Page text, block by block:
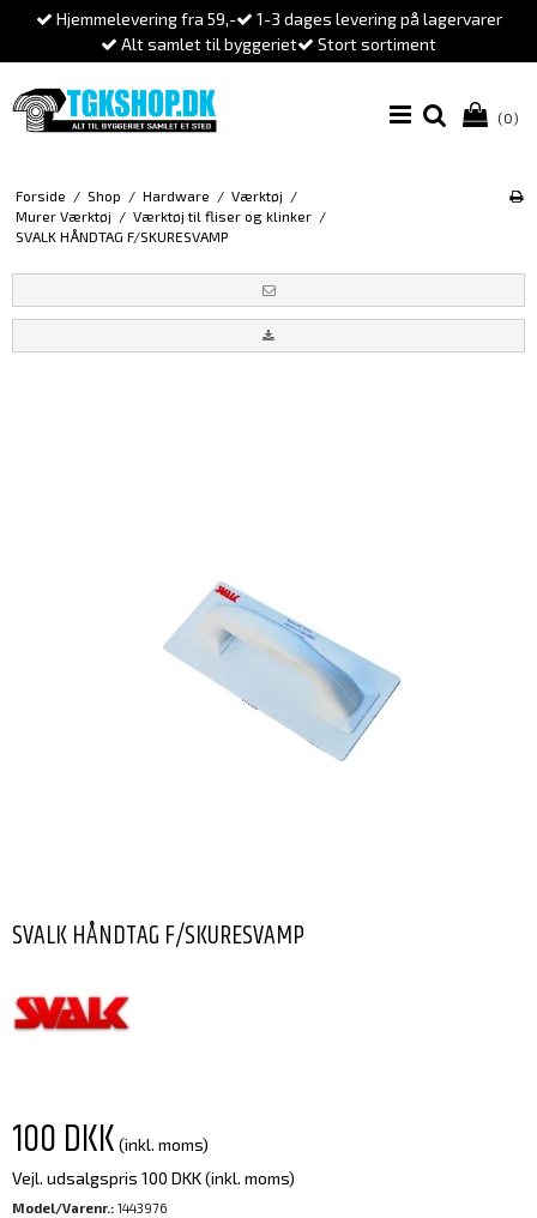
Hjemmelevering fra 59,-
1-3 dages levering på lagervarer
Alt samlet til byggeriet
Stort sortiment
(0)
Forside / Shop / Hardware / Værktøj /
Murer Værktøj / Værktøj til fliser og klinker /
SVALK HÅNDTAG F/SKURESVAMP
SVALK HÅNDTAG F/SKURESVAMP
100 DKK (inkl. moms)
Vejl. udsalgspris 100 DKK(inkl. moms)
Model/Varenr.: 1443976